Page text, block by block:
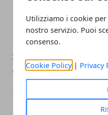
Utilizziamo i cookie
nostro servizio. Puoi
consenso.
Cookie Policy | Privacy
Smart Led Blub:
e Google Home
27/02/2020